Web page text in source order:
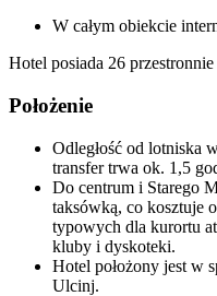
W całym obiekcie
Hotel posiada 26
Położenie
Odległość od lotniska
transfer trwa ok. 1,5
Do centrum i Starego
taksówką, co kosztuje
typowych dla kurortu
kluby i dyskoteki.
Hotel położony jest w
Ulcinj.